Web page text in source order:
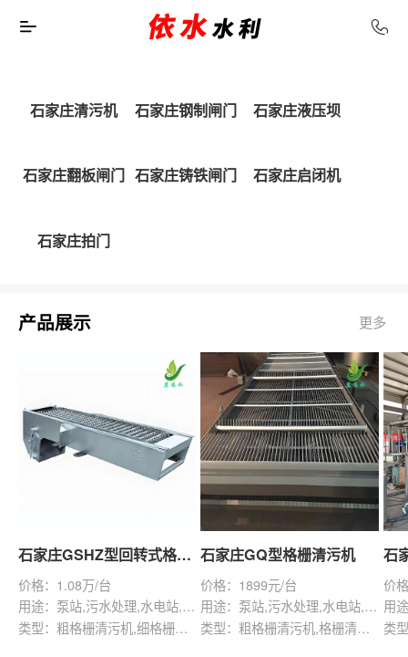
石家庄清污机 石家庄钢制闸门 石家庄液压坝
石家庄翻板闸门 石家庄铸铁闸门 石家庄启闭机
石家庄拍门
产品展示 更多
石家庄GSHZ型回转式格栅除污机
价格：1.08万/台
用途：泵站,污水处理,水电站,自来水厂,渠道,水产养殖,化工,纺织,给排水工程
类型：粗格栅清污机,细格栅清污机,格栅清污机,回转式清污机
石家庄GQ型格栅清污机
价格：1899元/台
用途：泵站,污水处理,水电站,自来水厂,给排水工程
类型：粗格栅清污机,格栅清污机,回转式清污机
价